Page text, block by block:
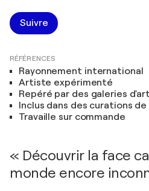
Suivre
RÉFÉRENCES
Rayonnement international
Artiste expérimenté
Repéré par des galeries d'art
Inclus dans des curations
Travaille sur commande
« Découvrir la face
monde encore